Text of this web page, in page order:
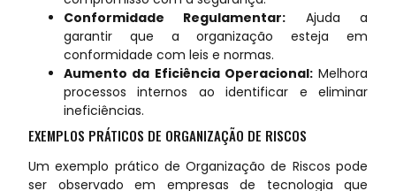
Conformidade Regulamentar: Ajuda a
garantir que a organização esteja em
conformidade com leis e normas.
Aumento da Eficiência Operacional:Melhora
processos internos ao identificar e eliminar
ineficiências.
EXEMPLOS PRÁTICOS DE ORGANIZAÇÃO DE RISCOS
Um exemplo prático de Organização de Riscos pode
ser observado em empresas de tecnologia que